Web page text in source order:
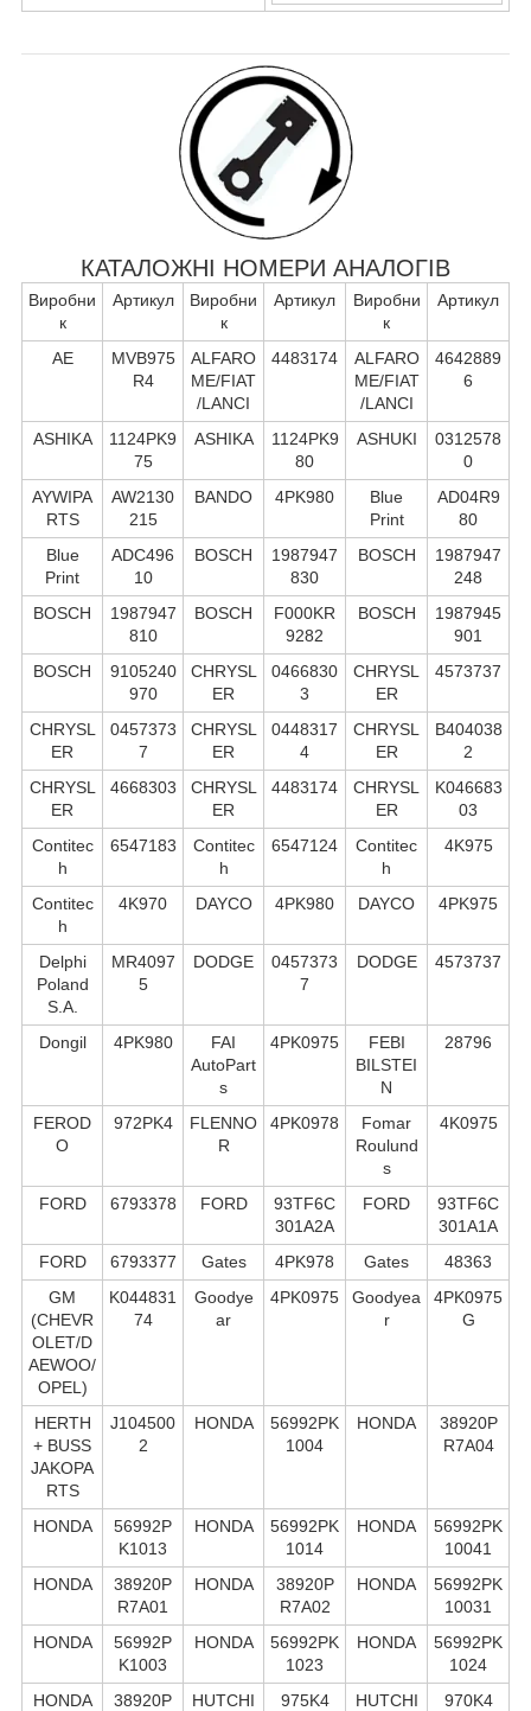
КАТАЛОЖНІ НОМЕРИ АНАЛОГІВ
Виробни
к
Артикул
Виробни
к
Артикул
Виробни
к
Артикул
AE
MVB975
R4
ALFARO
ME/FIAT
/LANCI
4483174
ALFARO
ME/FIAT
/LANCI
4642889
6
ASHIKA
1124PK9
75
ASHIKA
1124PK9
80
ASHUKI
0312578
0
AYWIPA
RTS
AW2130
215
BANDO 4PK980
Blue
Print
AD04R9
80
Blue
Print
ADC496
10
BOSCH
1987947
830
BOSCH
1987947
248
BOSCH
1987947
810
BOSCH
F000KR
9282
BOSCH
1987945
901
BOSCH
9105240
970
CHRYSL
ER
0466830
3
CHRYSL
ER
4573737
CHRYSL
ER
0457373
7
CHRYSL
ER
0448317
4
CHRYSL
ER
B404038
2
CHRYSL
ER
4668303
CHRYSL
ER
4483174
CHRYSL
ER
K046683
03
Contitec
h
6547183
Contitec
h
6547124
Contitec
h
4K975
Contitec
h
4K970 DAYCO 4PK980 DAYCO 4PK975
Delphi
Poland
S.А.
MR4097
5
DODGE
0457373
7
DODGE 4573737
Dongil 4PK980
FAI
AutoPart
s
4PK0975
FEBI
BILSTEI
N
28796
FEROD
O
972PK4
FLENNO
R
4PK0978
Fomar
Roulund
s
4K0975
FORD 6793378 FORD
93TF6C
301A2A
FORD
93TF6C
301A1A
FORD
6793377 Gates 4PK978 Gates
48363
GM
(CHEVR
OLET/D
AEWOO/
OPEL)
K044831
74
Goodye
ar
4PK0975
Goodyea
r
4PK0975
G
HERTH
+ BUSS
JAKOPA
RTS
J104500
2
HONDA
56992PK
1004
HONDA
38920P
R7A04
HONDA
56992P
K1013
HONDA
56992PK
1014
HONDA
56992PK
10041
HONDA
38920P
R7A01
HONDA
38920P
R7A02
HONDA
56992PK
10031
HONDA
56992P
K1003
HONDA
56992PK
1023
HONDA
56992PK
1024
HONDA
38920P
HUTCHI
975K4
HUTCHI
970K4